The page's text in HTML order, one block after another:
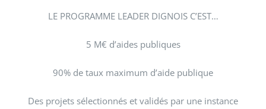
LE PROGRAMME LEADER DIGNOIS C’EST…
5 M€ d’aides publiques
90% de taux maximum d’aide publique
Des projets sélectionnés et validés par une instance